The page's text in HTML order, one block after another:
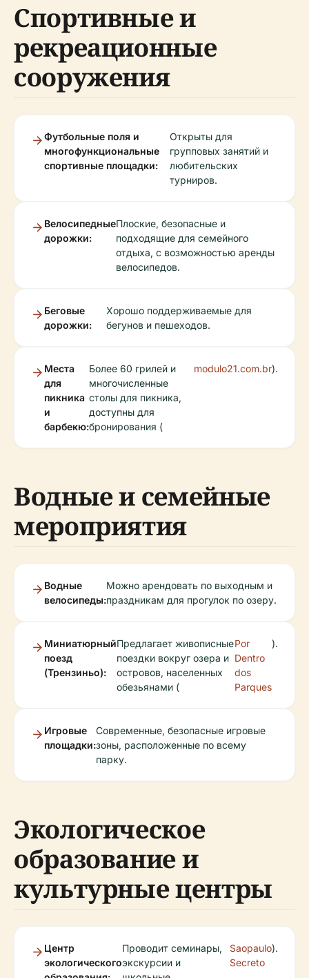
Спортивные и
рекреационные
сооружения
Футбольные поля и
многофункциональные
спортивные площадки:
Открыты для
групповых занятий и
любительских
турниров.
Велосипедные
дорожки:
Плоские, безопасные и
подходящие для семейного
отдыха, с возможностью аренды
велосипедов.
Беговые
дорожки:
Хорошо поддерживаемые для
бегунов и пешеходов.
Места
для
пикника
и
барбекю:
Более 60 грилей и
многочисленные
столы для пикника,
доступны для
бронирования (
modulo21.com.br).
Водные и семейные
мероприятия
Водные
велосипеды:
Можно арендовать по выходным и
праздникам для прогулок по озеру.
Миниатюрный
поезд
(Трензиньо):
Предлагает живописные
поездки вокруг озера и
островов, населенных
обезьянами (
Por
Dentro
dos
Parques
).
Игровые
площадки:
Современные, безопасные игровые
зоны, расположенные по всему
парку.
Экологическое
образование и
культурные центры
Центр
экологического
Проводит семинары,
экскурсии и
Saopaulo
Secreto
).